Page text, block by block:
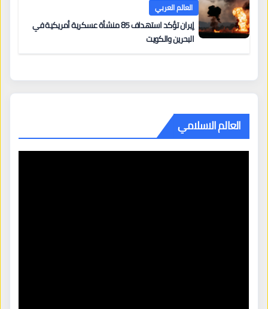
العالم العربي
إيران تؤكد استهداف 85 منشأة عسكرية أمريكية في
البحرين والكويت
العالم الاسلامي